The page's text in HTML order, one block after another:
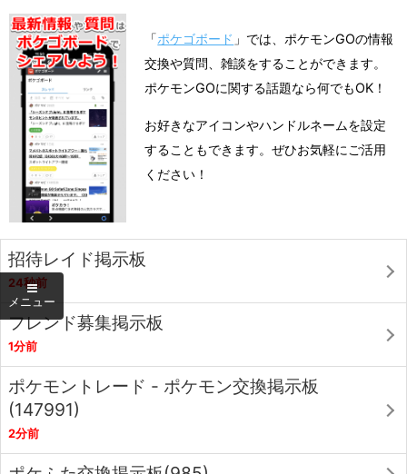
「ポケゴボード 」では、ポケモンGOの情報
交換や質問、雑談をすることができます。
ポケモンGOに関する話題なら何でもOK！
お好きなアイコンやハンドルネームを設定
することもできます。ぜひお気軽にご活用
ください！
招待レイド掲示板
24秒前
フレンド募集掲示板
1分前
ポケモントレード - ポケモン交換掲示板
(147991)
2分前